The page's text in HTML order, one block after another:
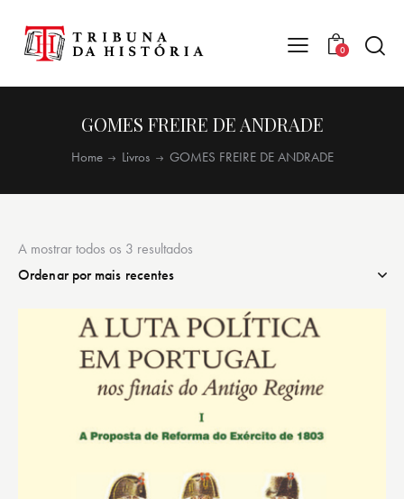
0
GOMES FREIRE DE ANDRADE
Home Livros GOMES FREIRE DE ANDRADE
A mostrar todos os 3 resultados